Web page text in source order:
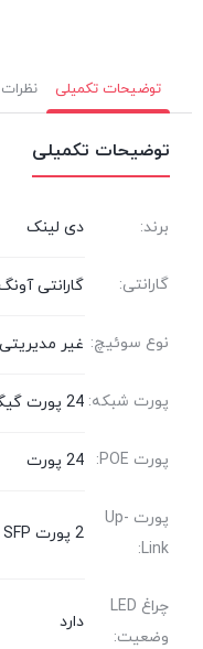
توضیحات تکمیلی نظرات
توضیحات تکمیلی
برند: دی لینک
گارانتی: گارانتی
نوع سوئیچ: غیر مدیریتی
پورت شبکه: 24 پورت گیگابیت
پورت POE: 24 پورت
پورت Up-
Link:
2 پورت SFP
چراغ LED
وضعیت:
دارد